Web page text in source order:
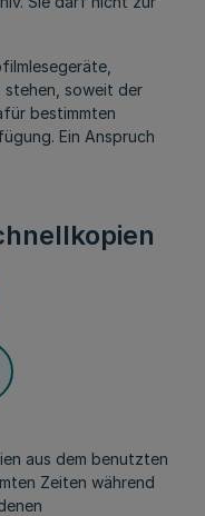
stehen, soweit der
bestimmten
Ein Anspruch
aus dem benutzten
Zeiten während